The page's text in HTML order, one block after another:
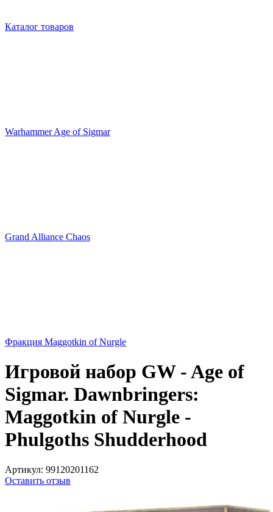
Каталог товаров
Warhammer Age of Sigmar
Grand Alliance Chaos
Фракция Maggotkin of Nurgle
Игровой набор GW - Age of
Sigmar. Dawnbringers:
Maggotkin of Nurgle -
Phulgoths Shudderhood
Артикул: 99120201162
Оставить отзыв